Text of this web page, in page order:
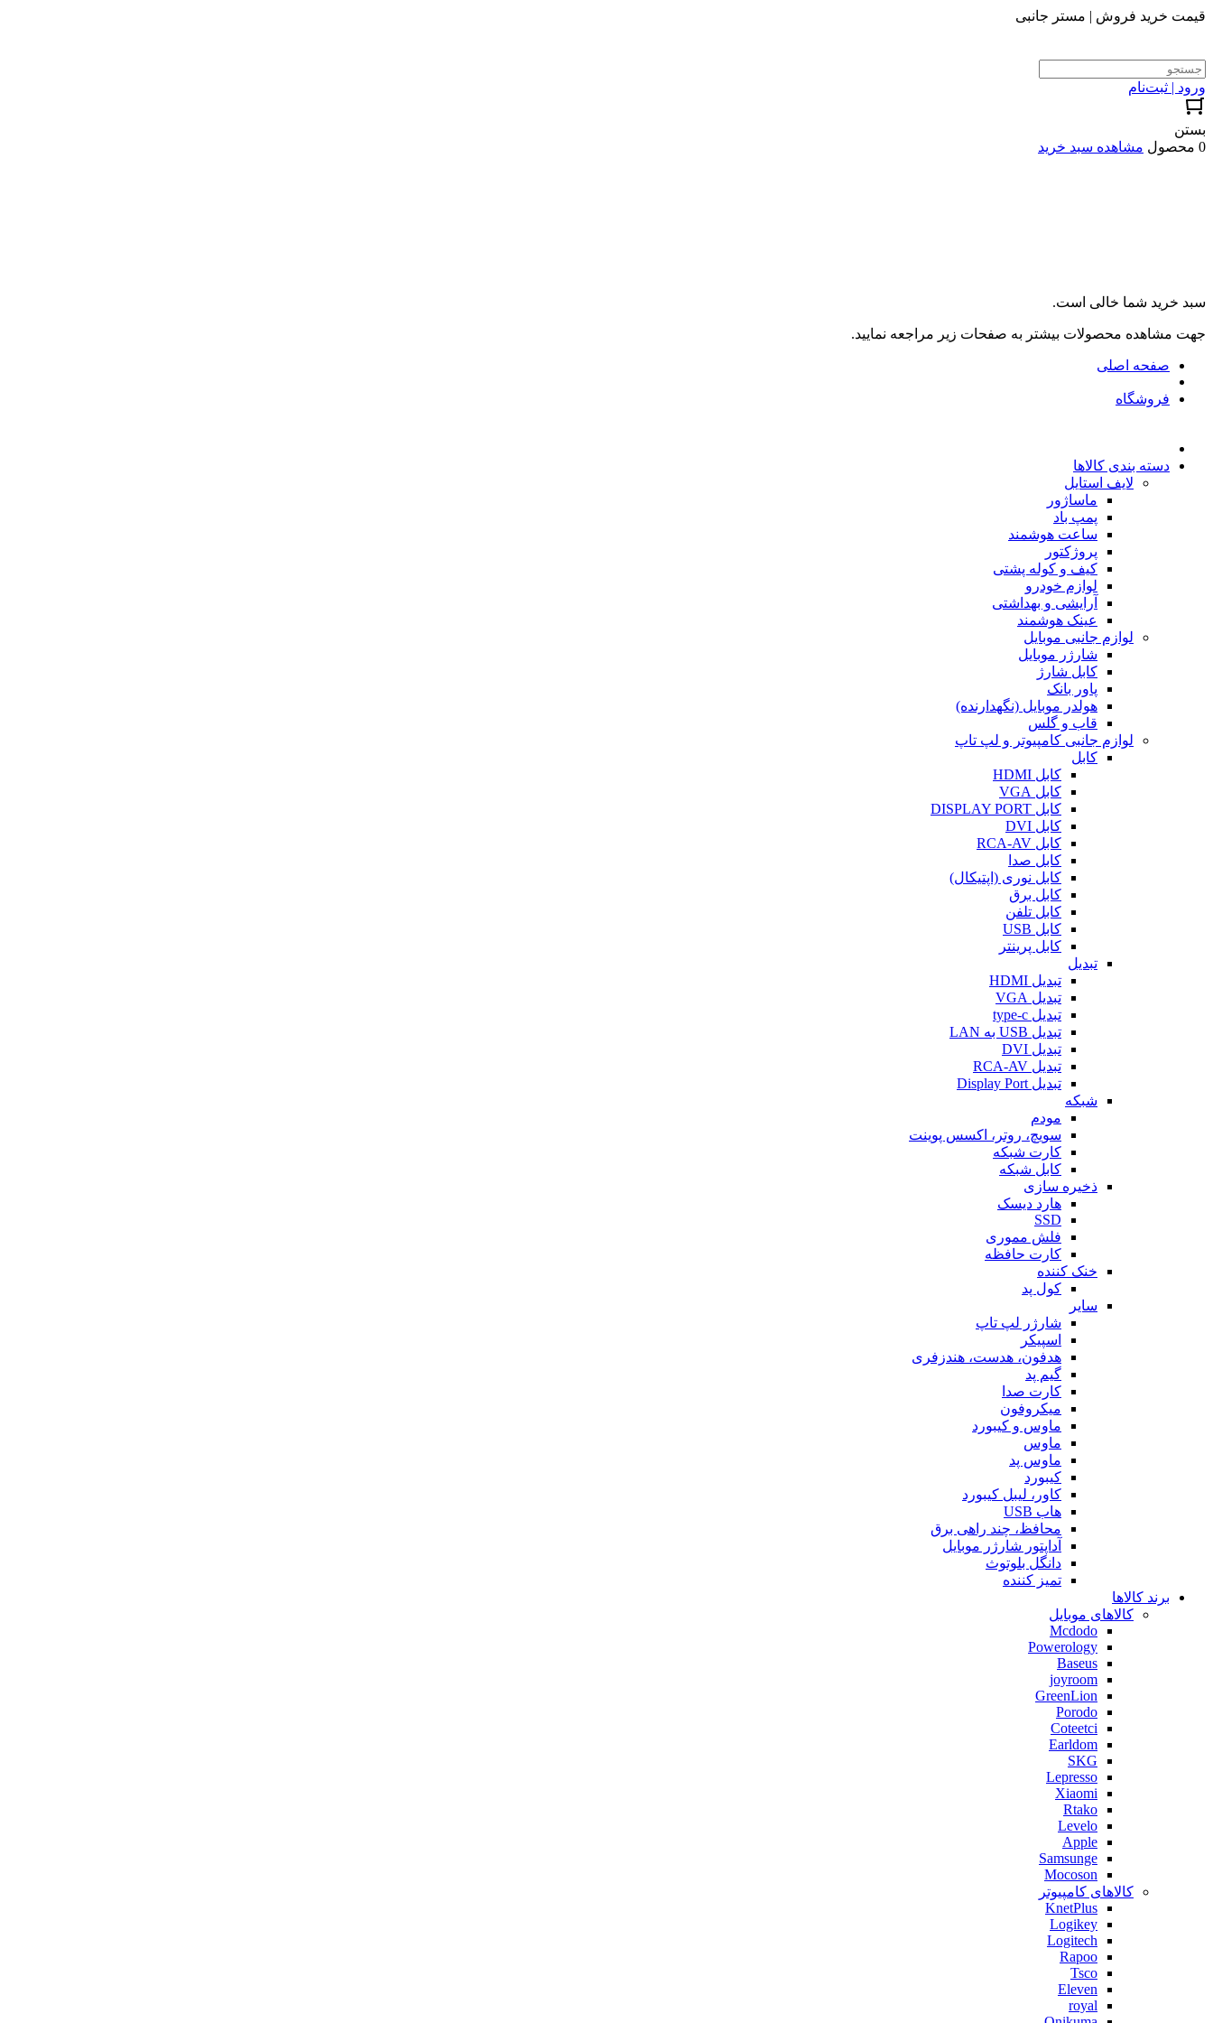
قیمت خرید فروش | مستر جانبی
ورود | ثبت‌نام
بستن
0 محصول
مشاهده سبد خرید
سبد خرید شما خالی است.
جهت مشاهده محصولات بیشتر به صفحات زیر مراجعه نمایید.
صفحه اصلی
فروشگاه
دسته بندی کالاها
لایف استایل
ماساژور
پمپ باد
ساعت هوشمند
پروژکتور
کیف و کوله پشتی
لوازم خودرو
آرایشی و بهداشتی
عینک هوشمند
لوازم جانبی موبایل
شارژر موبایل
کابل شارژ
پاور بانک
هولدر موبایل (نگهدارنده)
قاب و گلس
لوازم جانبی کامپیوتر و لپ تاپ
کابل
کابل HDMI
کابل VGA
کابل DISPLAY PORT
کابل DVI
کابل RCA-AV
کابل صدا
کابل نوری (اپتیکال)
کابل برق
کابل تلفن
کابل USB
کابل پرینتر
تبدیل
تبدیل HDMI
تبدیل VGA
تبدیل type-c
تبدیل USB به LAN
تبدیل DVI
تبدیل RCA-AV
تبدیل Display Port
شبکه
مودم
سویچ، روتر، اکسس پوینت
کارت شبکه
کابل شبکه
ذخیره سازی
هارد دیسک
SSD
فلش مموری
کارت حافظه
خنک کننده
کول پد
سایر
شارژر لپ تاپ
اسپیکر
هدفون، هدست، هندزفری
گیم پد
کارت صدا
میکروفون
ماوس و کیبورد
ماوس
ماوس پد
کیبورد
کاور، لیبل کیبورد
هاب USB
محافظ، چند راهی برق
آداپتور شارژر موبایل
دانگل بلوتوث
تمیز کننده
برند کالاها
کالاهای موبایل
Mcdodo
Powerology
Baseus
joyroom
GreenLion
Porodo
Coteetci
Earldom
SKG
Lepresso
Xiaomi
Rtako
Levelo
Apple
Samsunge
Mocoson
کالاهای کامپیوتر
KnetPlus
Logikey
Logitech
Rapoo
Tsco
Eleven
royal